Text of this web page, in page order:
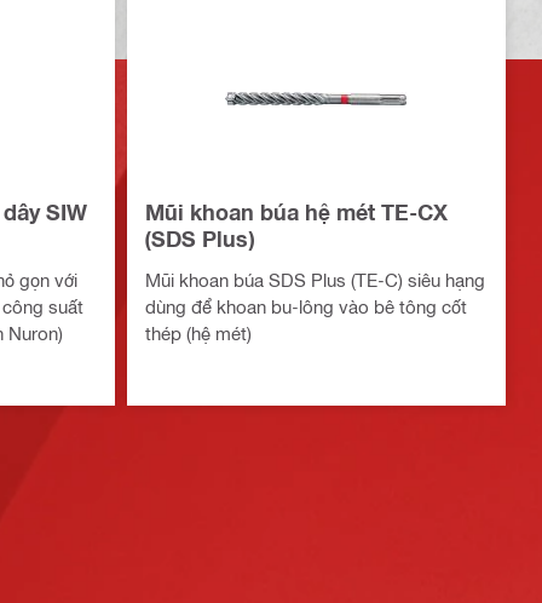
SIW
gọn với
suất
Nuron)
Mũi khoan búa hệ mét TE-CX
(SDS Plus)
Mũi khoan búa SDS Plus (TE-C) siêu hạng
dùng để khoan bu-lông vào bê tông cốt
thép (hệ mét)